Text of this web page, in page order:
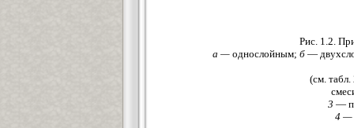
Рис. 1.2.
а — однослойным; б —
(см.
3 —
4 —